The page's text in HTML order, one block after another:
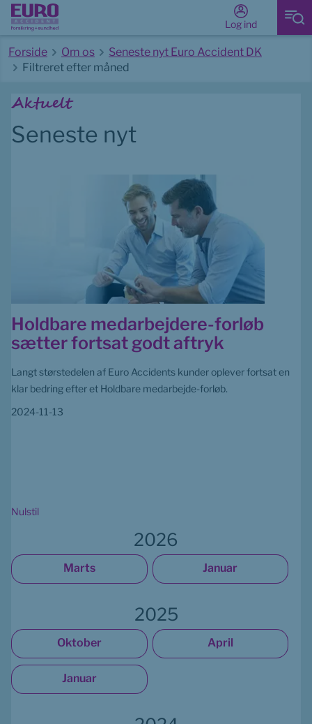
Log ind
Forside Om os
Seneste nyt Euro Accident DK
Filtreret efter måned
Aktuelt
Seneste nyt
Holdbare medarbejdere-forløb
sætter fortsat godt aftryk
Langt størstedelen af Euro Accidents kunder oplever fortsat en
klar bedring efter et Holdbare medarbejde-forløb.
2024-11-13
Nulstil
2026
Marts Januar
2025
Oktober April
Januar